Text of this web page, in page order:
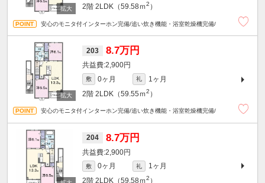
2階 2LDK（59.58ｍ2 ）
安心のモニタ付インターホン完備/追い炊き機能・浴室乾燥機完備/
203 8.7万円
2,900円
敷 0ヶ月 礼
1ヶ月
2階 2LDK（59.55ｍ2 ）
安心のモニタ付インターホン完備/追い炊き機能・浴室乾燥機完備/
204 8.7万円
2,900円
敷 0ヶ月 礼
1ヶ月
2階 2LDK（59.58ｍ2 ）